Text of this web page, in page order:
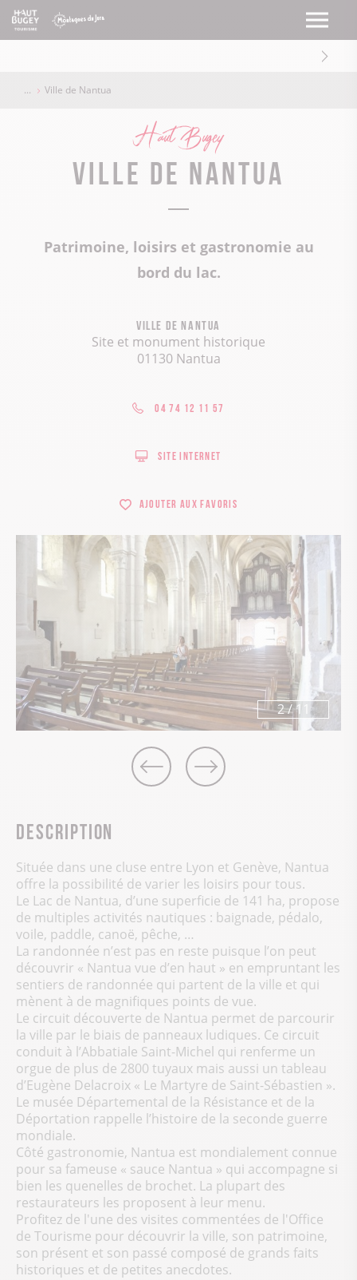
Ville de Nantua
Haut Bugey
Ville de Nantua
Patrimoine, loisirs et gastronomie au
bord du lac.
Ville de Nantua
Site et monument historique
01130 Nantua
04 74 12 11 57
Site internet
Ajouter aux favoris
3/11
Description
Située dans une cluse entre Lyon et Genève, Nantua
offre la possibilité de varier les loisirs pour tous.
Le Lac de Nantua, d’une superficie de 141 ha, propose
de multiples activités nautiques : baignade, pédalo,
voile, paddle, canoë, pêche, …
La randonnée n’est pas en reste puisque l’on peut
découvrir « Nantua vue d’en haut » en empruntant les
sentiers de randonnée qui partent de la ville et qui
mènent à de magnifiques points de vue.
Le circuit découverte de Nantua permet de parcourir
la ville par le biais de panneaux ludiques. Ce circuit
conduit à l’Abbatiale Saint-Michel qui renferme un
orgue de plus de 2800 tuyaux mais aussi un tableau
d’Eugène Delacroix « Le Martyre de Saint-Sébastien ».
Le musée Départemental de la Résistance et de la
Déportation rappelle l’histoire de la seconde guerre
mondiale.
Côté gastronomie, Nantua est mondialement connue
pour sa fameuse « sauce Nantua » qui accompagne si
bien les quenelles de brochet. La plupart des
restaurateurs les proposent à leur menu.
Profitez de l'une des visites commentées de l'Office
de Tourisme pour découvrir la ville, son patrimoine,
son présent et son passé composé de grands faits
historiques et de petites anecdotes.